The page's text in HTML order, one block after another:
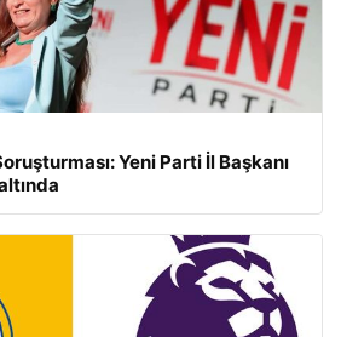
Yeni Parti İl Başkanı